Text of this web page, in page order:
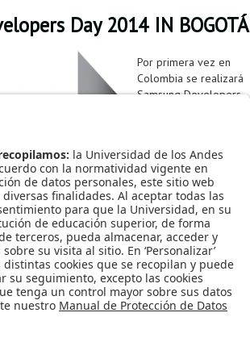
Day 2014 IN BOGOTÁ
Por primera vez en
Colombia se realizará
Samsung Developers
Radisson AR Hotel
Salitre en Bogotá.